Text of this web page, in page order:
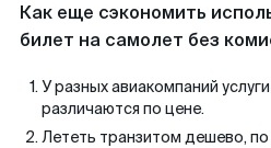
Как еще сэкономить
билет на самолет без
У разных авиакомпаний
различаются по цене.
Лететь транзитом дешево,